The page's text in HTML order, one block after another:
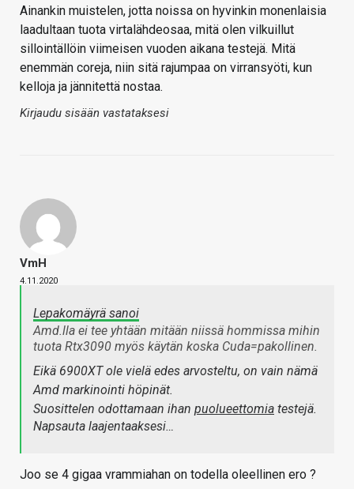
Ainankin muistelen, jotta noissa on hyvinkin monenlaisia
laadultaan tuota virtalähdeosaa, mitä olen vilkuillut
sillointällöin viimeisen vuoden aikana testejä. Mitä
enemmän coreja, niin sitä rajumpaa on virransyöti, kun
kelloja ja jännitettä nostaa.
Kirjaudu sisään vastataksesi
VmH
4.11.2020
Lepakomäyrä sanoi
Amd.lla ei tee yhtään mitään niissä hommissa mihin
tuota Rtx3090 myös käytän koska Cuda=pakollinen.
Eikä 6900XT ole vielä edes arvosteltu, on vain nämä
Amd markinointi höpinät.
Suosittelen odottamaan ihan puolueettomia testejä.
Napsauta laajentaaksesi…
Joo se 4 gigaa vrammiahan on todella oleellinen ero ?